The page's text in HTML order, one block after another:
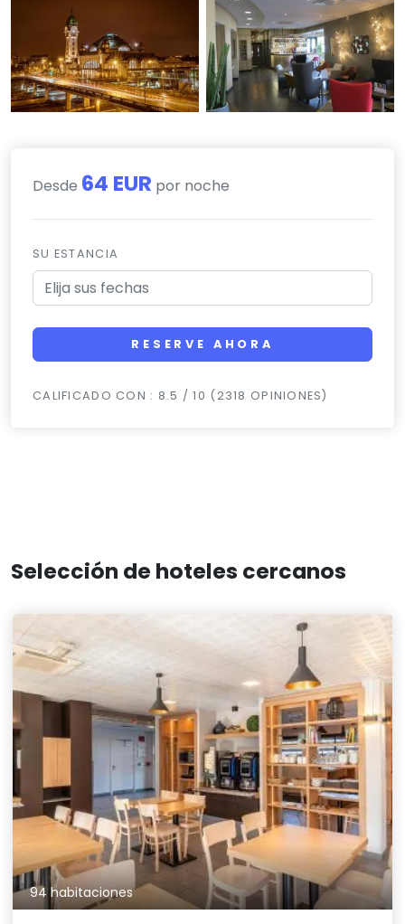
Desde 64 EUR por noche
SU ESTANCIA
RESERVE AHORA
CALIFICADO CON : 8.5 / 10 (2318 OPINIONES)
Selección de hoteles cercanos
94 habitaciones